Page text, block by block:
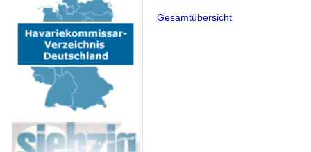
Gesamtübersicht